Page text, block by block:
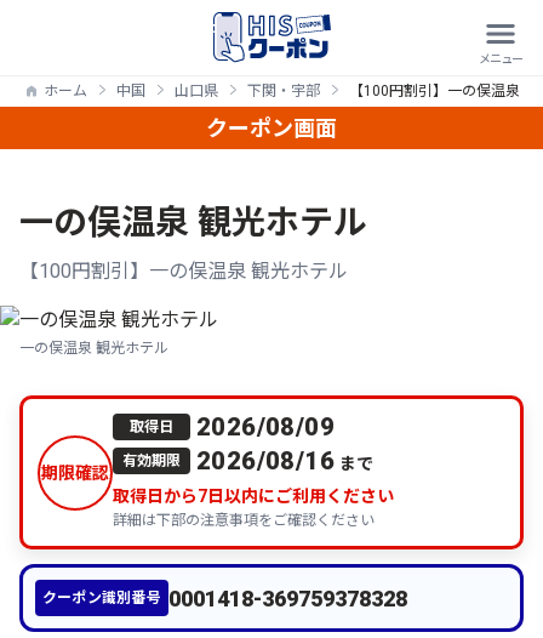
ホーム 中国 山口県 下関・宇部 【100円割引】一の俣温泉
クーポン画面
一の俣温泉 観光ホテル
【100円割引】一の俣温泉 観光ホテル
一の俣温泉 観光ホテル
期限確認
取得日 2026/08/09
有効期限 2026/08/16 まで
取得日から7 日以内にご利用ください
詳細は下部の注意事項をご確認ください
クーポン識別番号 0001418-369759378328